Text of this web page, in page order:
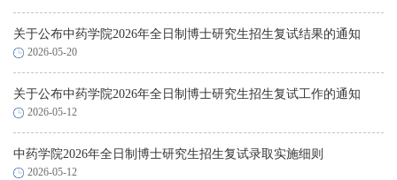
关于公布中药学院2026年全日制博士研究生招生复试结果的通知
2026-05-20
关于公布中药学院2026年全日制博士研究生招生复试工作的通知
2026-05-12
中药学院2026年全日制博士研究生招生复试录取实施细则
2026-05-12